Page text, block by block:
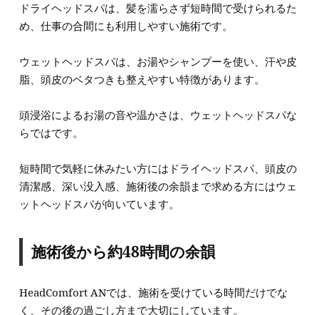
ドライヘッドスパは、髪を濡らさず短時間で受けられるた
め、仕事の合間にも利用しやすい施術です。
ウェットヘッドスパは、お湯やシャンプーを使い、汗や皮
脂、頭皮のベタつきも整えやすい特徴があります。
頭浸浴によるお湯の音や温かさは、ウェットヘッドスパな
らではです。
短時間で気軽に休みたい方にはドライヘッドスパ、頭皮の
清潔感、深い没入感、施術後の余韻まで求める方にはウェ
ットヘッドスパが向いています。
施術後から約48時間の余韻
HeadComfort ANでは、施術を受けている時間だけでな
く、その後の過ごし方まで大切にしています。